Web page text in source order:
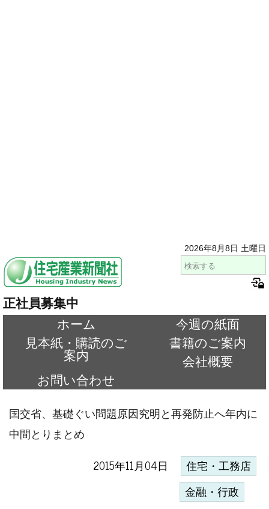
2026年8月8日 土曜日
正社員募集中
ホーム
今週の紙面
見本紙・購読のご
案内
書籍のご案内
会社概要
お問い合わせ
国交省、基礎ぐい問題原因究明と再発防止へ年内に
中間とりまとめ
2015年11月04日 住宅・工務店
金融・行政